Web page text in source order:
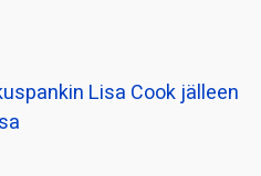
Lisa Cook jälleen